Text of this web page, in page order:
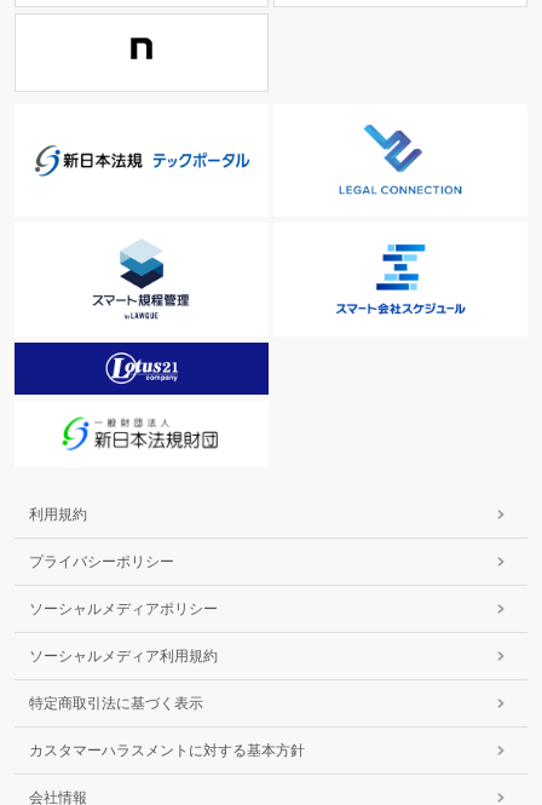
利用規約
プライバシーポリシー
ソーシャルメディアポリシー
ソーシャルメディア利用規約
特定商取引法に基づく表示
カスタマーハラスメントに対する基本方針
会社情報